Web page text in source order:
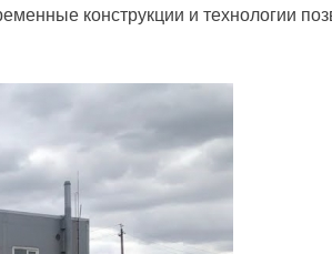
конструкции и технологии